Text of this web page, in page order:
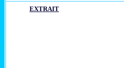
EXTRAIT